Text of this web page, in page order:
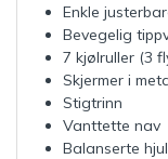
Enkle
Bevegelig
7 kjølruller (3
Skjermer i
Stigtrinn
Vanttette nav
Balanserte